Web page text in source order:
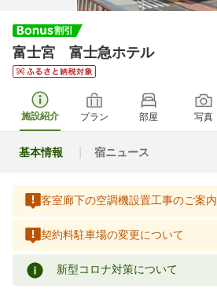
富士宮 富士急ホテル
施設紹介 プラン 部屋 写真
基本情報 宿ニュース
客室廊下の空調機設置工事のご案内
契約料駐車場の変更について
新型コロナ対策について